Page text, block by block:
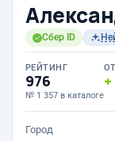
Сбер ID
РЕЙТИНГ
976
№ 1 357 в каталоге
Город